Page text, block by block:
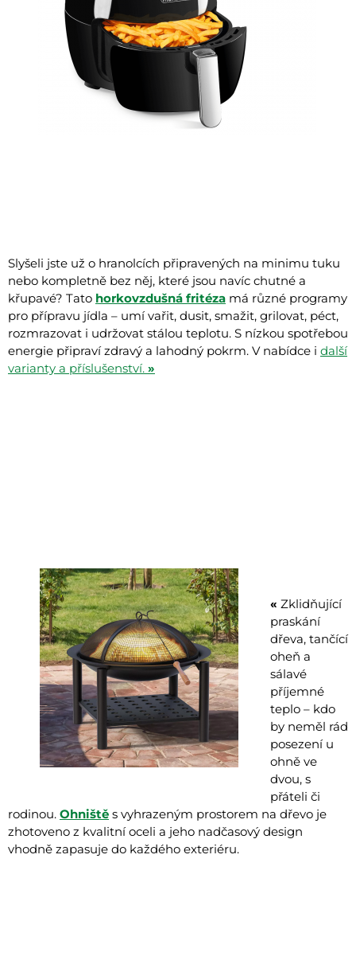
Slyšeli jste už o hranolcích připravených na minimu tuku
nebo kompletně bez něj, které jsou navíc chutné a
křupavé? Tato horkovzdušná fritéza má různé programy
pro přípravu jídla – umí vařit, dusit, smažit, grilovat, péct,
rozmrazovat i udržovat stálou teplotu. S nízkou spotřebou
energie připraví zdravý a lahodný pokrm. V nabídce i další
varianty a příslušenství. »
« Zklidňující
praskání
dřeva, tančící
oheň a
sálavé
příjemné
teplo – kdo
by neměl rád
posezení u
ohně ve
dvou, s
přáteli či
rodinou. Ohniště s vyhrazeným prostorem na dřevo je
zhotoveno z kvalitní oceli a jeho nadčasový design
vhodně zapasuje do každého exteriéru.